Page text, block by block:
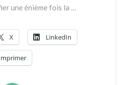
une énième fois la …
X LinkedIn